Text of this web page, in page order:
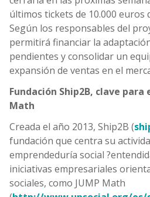
últimos tickets de 10.000 euros
Según los responsables del
permitirá financiar la
pendientes y consolidar un
expansión de ventas en el
Fundación Ship2B, clave para
Math
Creada el año 2013, Ship2B (
fundación que centra su
emprendeduría social
iniciativas empresariales
sociales, como JUMP Math